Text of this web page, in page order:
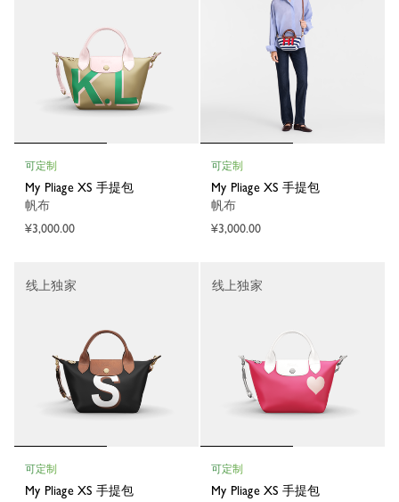
可定制
My Pliage XS 手提包
帆布
¥3,000.00
可定制
My Pliage XS 手提包
帆布
¥3,000.00
可定制
My Pliage XS 手提包
线上独家
可定制
My Pliage XS 手提包
线上独家